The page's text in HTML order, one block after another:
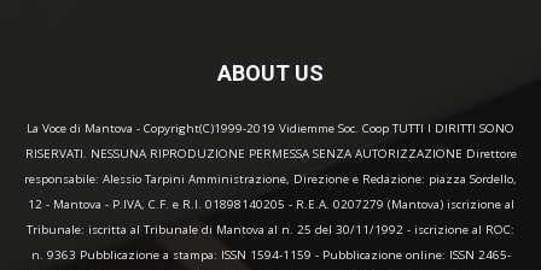
ABOUT US
La Voce di Mantova - Copyright(C)1999-2019 Vidiemme Soc. Coop TUTTI I DIRITTI SONO
RISERVATI. NESSUNA RIPRODUZIONE PERMESSA SENZA AUTORIZZAZIONE Direttore
responsabile: Alessio Tarpini Amministrazione, Direzione e Redazione: piazza Sordello,
12 - Mantova - P.IVA, C.F. e R.I. 01898140205 - R.E.A. 0207279 (Mantova) iscrizione al
Tribunale: iscritta al Tribunale di Mantova al n. 25 del 30/11/1992 - iscrizione al ROC:
n. 9363 Pubblicazione a stampa: ISSN 1594-1159 - Pubblicazione online: ISSN 2465-